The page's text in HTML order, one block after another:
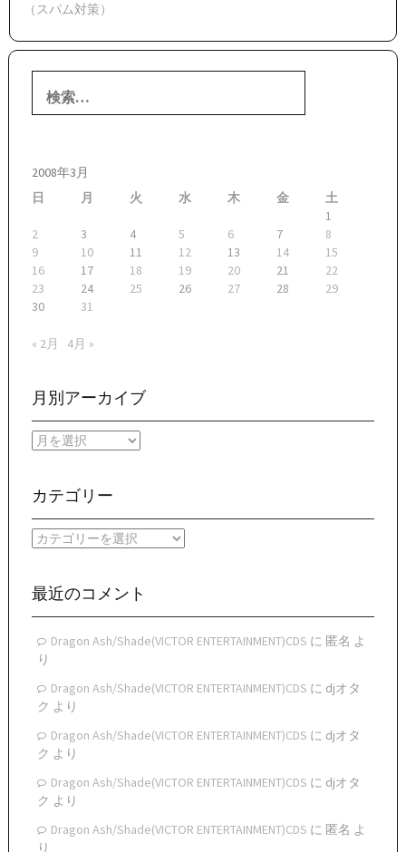
（スパム対策）
索:
2008年3月
日
月 火 水 木 金
土
1
2
3 4 5 6 7
8
9
10 11 12 13 14
15
16
17 18 19 20 21
22
23
24 25 26 27 28
29
30
31
« 2月 4月 »
月別アーカイブ
月
ー
イ
ブ
カテゴリー
カ
リ
最近のコメント
Dragon Ash/Shade(VICTOR ENTERTAINMENT)CDS に 匿名 よ
り
Dragon Ash/Shade(VICTOR ENTERTAINMENT)CDS に djオタ
ク より
Dragon Ash/Shade(VICTOR ENTERTAINMENT)CDS に djオタ
ク より
Dragon Ash/Shade(VICTOR ENTERTAINMENT)CDS に djオタ
ク より
Dragon Ash/Shade(VICTOR ENTERTAINMENT)CDS に 匿名 よ
り